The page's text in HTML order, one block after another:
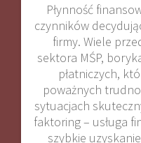
Płynność
czynników
firmy. Wiele
sektora MŚP,
płatniczych,
poważnych
sytuacjach
faktoring – usługa
szybkie